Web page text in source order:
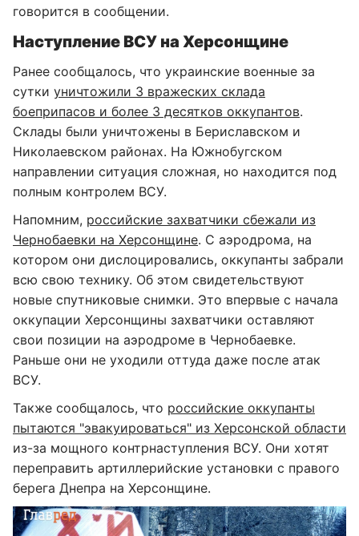
говорится в сообщении.
Наступление ВСУ на Херсонщине
Ранее сообщалось, что украинские военные за
сутки уничтожили 3 вражеских склада
боеприпасов и более 3 десятков оккупантов.
Склады были уничтожены в Бериславском и
Николаевском районах. На Южнобугском
направлении ситуация сложная, но находится под
полным контролем ВСУ.
Напомним, российские захватчики сбежали из
Чернобаевки на Херсонщине. С аэродрома, на
котором они дислоцировались, оккупанты забрали
всю свою технику. Об этом свидетельствуют
новые спутниковые снимки. Это впервые с начала
оккупации Херсонщины захватчики оставляют
свои позиции на аэродроме в Чернобаевке.
Раньше они не уходили оттуда даже после атак
ВСУ.
Также сообщалось, что российские оккупанты
пытаются "эвакуироваться" из Херсонской области
из-за мощного контрнаступления ВСУ. Они хотят
переправить артиллерийские установки с правого
берега Днепра на Херсонщине.